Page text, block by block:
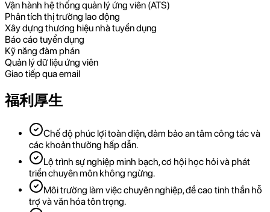
Vận hành hệ thống quản lý ứng viên (ATS)
Phân tích thị trường lao động
Xây dựng thương hiệu nhà tuyển dụng
Báo cáo tuyển dụng
Kỹ năng đàm phán
Quản lý dữ liệu ứng viên
Giao tiếp qua email
福利厚生
Chế độ phúc lợi toàn diện, đảm bảo an tâm công tác và
các khoản thưởng hấp dẫn.
Lộ trình sự nghiệp minh bạch, cơ hội học hỏi và phát
triển chuyên môn không ngừng.
Môi trường làm việc chuyên nghiệp, đề cao tinh thần hỗ
trợ và văn hóa tôn trọng.